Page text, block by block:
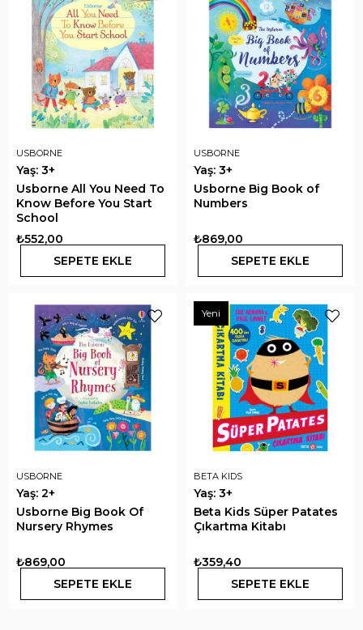
USBORNE
Yaş: 3+
Usborne All You Need To
Know Before You Start
School
₺552,00
SEPETE EKLE
USBORNE
Yaş: 3+
Usborne Big Book of
Numbers
₺869,00
SEPETE EKLE
USBORNE
Yaş: 2+
Usborne Big Book Of
Nursery Rhymes
₺869,00
SEPETE EKLE
BETA KIDS
Yaş: 3+
Beta Kids Süper Patates
Çıkartma Kitabı
₺359,40
SEPETE EKLE
Yeni